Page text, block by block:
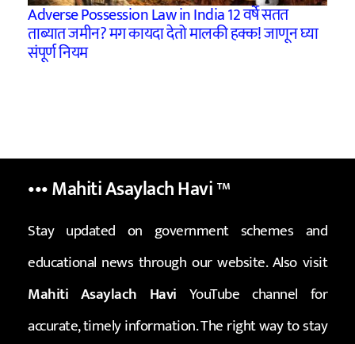
Adverse Possession Law in India 12 वर्षे सतत
ताब्यात जमीन? मग कायदा देतो मालकी हक्क! जाणून घ्या
संपूर्ण नियम
••• Mahiti Asaylach Havi™
Stay updated on government schemes and
educational news through our website. Also visit
Mahiti Asaylach Havi YouTube channel for
accurate, timely information. The right way to stay